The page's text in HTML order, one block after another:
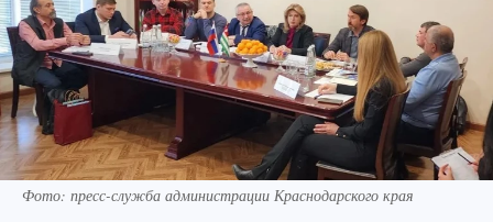
Фото: пресс-служба администрации Краснодарского края